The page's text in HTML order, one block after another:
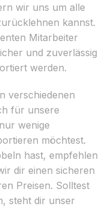
wir uns um alle
kannst.
Mitarbeiter
und zuverlässig
werden.
verschiedenen
für unsere
wenige
möchtest.
hast, empfehlen
dir einen sicheren
Preisen. Solltest
steht dir unser